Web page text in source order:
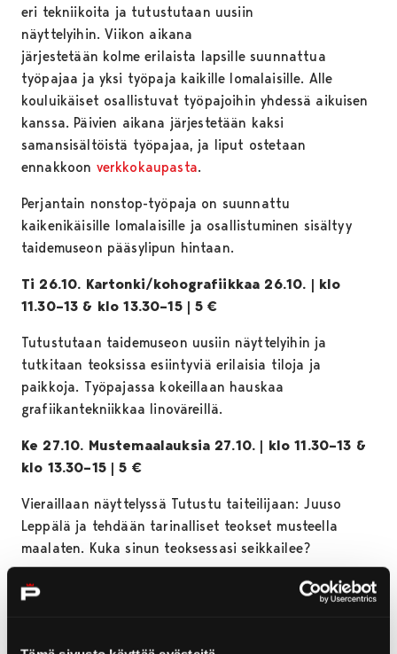
eri tekniikoita ja tutustutaan uusiin
näyttelyihin. Viikon aikana
järjestetään kolme erilaista lapsille suunnattua
työpajaa ja yksi työpaja kaikille lomalaisille. Alle
kouluikäiset osallistuvat työpajoihin yhdessä aikuisen
kanssa. Päivien aikana järjestetään kaksi
samansisältöistä työpajaa, ja liput ostetaan
ennakkoon verkkokaupasta.
Perjantain nonstop-työpaja on suunnattu
kaikenikäisille lomalaisille ja osallistuminen sisältyy
taidemuseon pääsylipun hintaan.
Ti 26.10. Kartonki/kohografiikkaa 26.10. | klo
11.30–13 & klo 13.30–15 | 5 €
Tutustutaan taidemuseon uusiin näyttelyihin ja
tutkitaan teoksissa esiintyviä erilaisia tiloja ja
paikkoja. Työpajassa kokeillaan hauskaa
grafiikantekniikkaa linoväreillä.
Ke 27.10. Mustemaalauksia 27.10. | klo 11.30–13 &
klo 13.30–15 | 5 €
Vieraillaan näyttelyssä Tutustu taiteilijaan: Juuso
Leppälä ja tehdään tarinalliset teokset musteella
maalaten. Kuka sinun teoksessasi seikkailee?
To 28.10 Villit puutarhat, vallattomat kasvit | klo